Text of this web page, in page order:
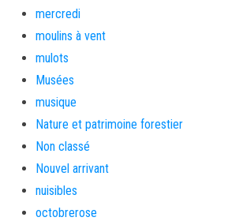
mercredi
moulins à vent
mulots
Musées
musique
Nature et patrimoine forestier
Non classé
Nouvel arrivant
nuisibles
octobrerose